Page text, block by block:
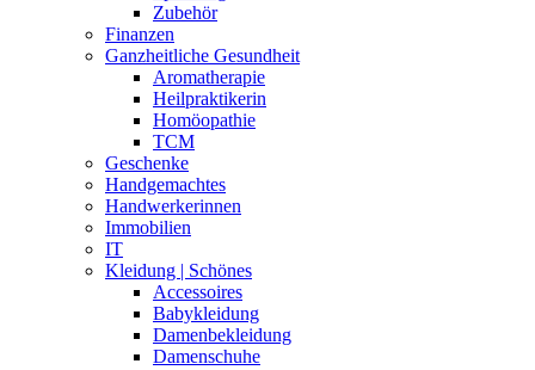
Zubehör
Finanzen
Ganzheitliche Gesundheit
Aromatherapie
Heilpraktikerin
Homöopathie
TCM
Geschenke
Handgemachtes
Handwerkerinnen
Immobilien
IT
Kleidung | Schönes
Accessoires
Babykleidung
Damenbekleidung
Damenschuhe